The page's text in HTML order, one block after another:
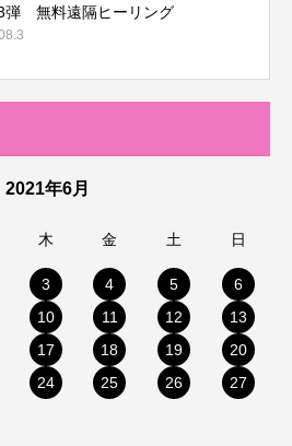
弾 無料遠隔ヒーリング
2021年6月
木 金 土 日
3 4 5
6
10 11 12
13
17 18 19
20
24 25 26
27